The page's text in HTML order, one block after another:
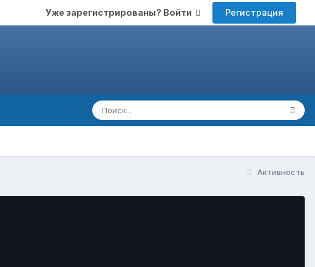
Уже зарегистрированы? Войти Регистрация
Активность